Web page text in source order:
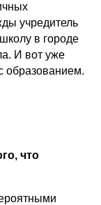
учредитель
в городе
И вот уже
образованием.
что